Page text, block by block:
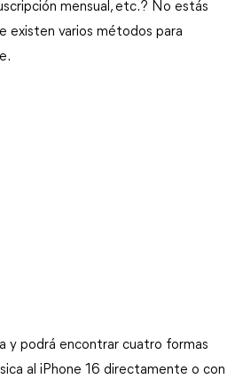
mensual, etc.? No estás
existen varios métodos para
y podrá encontrar cuatro formas
al iPhone 16 directamente o con